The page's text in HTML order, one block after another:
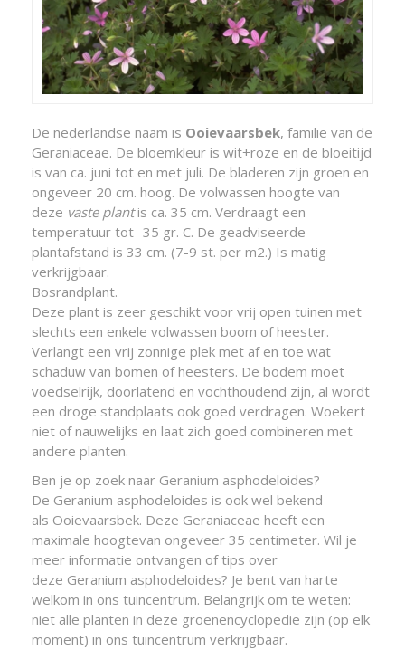
De nederlandse naam is Ooievaarsbek, familie van de
Geraniaceae. De bloemkleur is wit+roze en de bloeitijd
is van ca. juni tot en met juli. De bladeren zijn groen en
ongeveer 20 cm. hoog. De volwassen hoogte van
deze vaste plantis ca. 35 cm. Verdraagt een
temperatuur tot -35 gr. C. De geadviseerde
plantafstand is 33 cm. (7-9 st. per m2.) Is matig
verkrijgbaar.
Bosrandplant.
Deze plant is zeer geschikt voor vrij open tuinen met
slechts een enkele volwassen boom of heester.
Verlangt een vrij zonnige plek met af en toe wat
schaduw van bomen of heesters. De bodem moet
voedselrijk, doorlatend en vochthoudend zijn, al wordt
een droge standplaats ook goed verdragen. Woekert
niet of nauwelijks en laat zich goed combineren met
andere planten.
Ben je op zoek naar Geranium asphodeloides?
De Geranium asphodeloides is ook wel bekend
als Ooievaarsbek. Deze Geraniaceae heeft een
maximale hoogtevan ongeveer 35 centimeter. Wil je
meer informatie ontvangen of tips over
deze Geranium asphodeloides? Je bent van harte
welkom in ons tuincentrum. Belangrijk om te weten:
niet alle planten in deze groenencyclopedie zijn (op elk
moment) in ons tuincentrum verkrijgbaar.